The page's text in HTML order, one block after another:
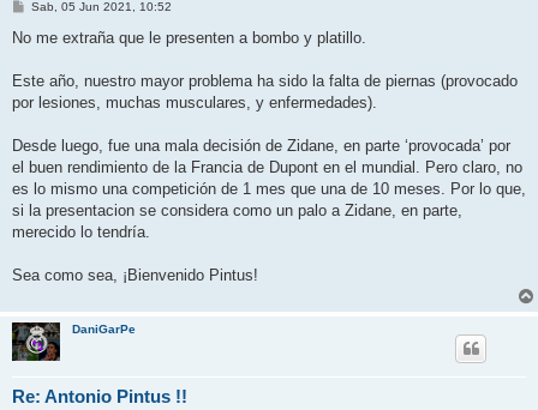
M
n
j
Sab, 05 Jun 2021, 10:52
No me extraña que le presenten a bombo y platillo.
Este año, nuestro mayor problema ha sido la falta de piernas (provocado
por lesiones, muchas musculares, y enfermedades).
Desde luego, fue una mala decisión de Zidane, en parte ‘provocada’ por
el buen rendimiento de la Francia de Dupont en el mundial. Pero claro, no
es lo mismo una competición de 1 mes que una de 10 meses. Por lo que,
si la presentacion se considera como un palo a Zidane, en parte,
merecido lo tendría.
Sea como sea, ¡Bienvenido Pintus!
DaniGarPe
Re: Antonio Pintus !!